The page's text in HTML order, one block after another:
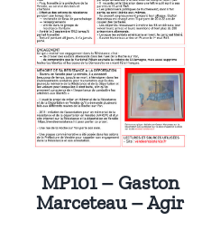
MP101 – Gaston
Marceteau – Agir